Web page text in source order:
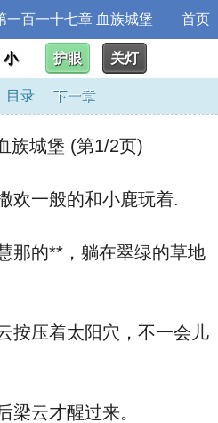
一百一十七章 血族城堡 首页
小 护眼 关灯
目录 下一章
城堡 (第1/2页)
一般的和小鹿玩着.
的**，躺在翠绿的草地
压着太阳穴，不一会儿
云才醒过来。